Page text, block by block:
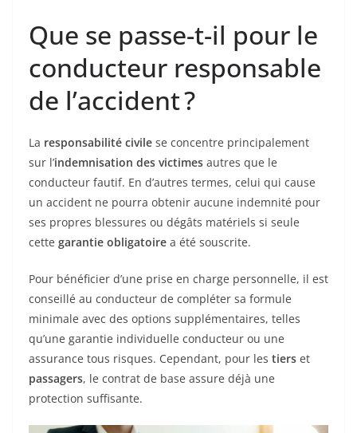
Que se passe-t-il pour le
conducteur responsable
de l’accident ?
La responsabilité civile se concentre principalement
sur l’indemnisation des victimes autres que le
conducteur fautif. En d’autres termes, celui qui cause
un accident ne pourra obtenir aucune indemnité pour
ses propres blessures ou dégâts matériels si seule
cette garantie obligatoire a été souscrite.
Pour bénéficier d’une prise en charge personnelle, il est
conseillé au conducteur de compléter sa formule
minimale avec des options supplémentaires, telles
qu’une garantie individuelle conducteur ou une
assurance tous risques. Cependant, pour les tiers et
passagers, le contrat de base assure déjà une
protection suffisante.